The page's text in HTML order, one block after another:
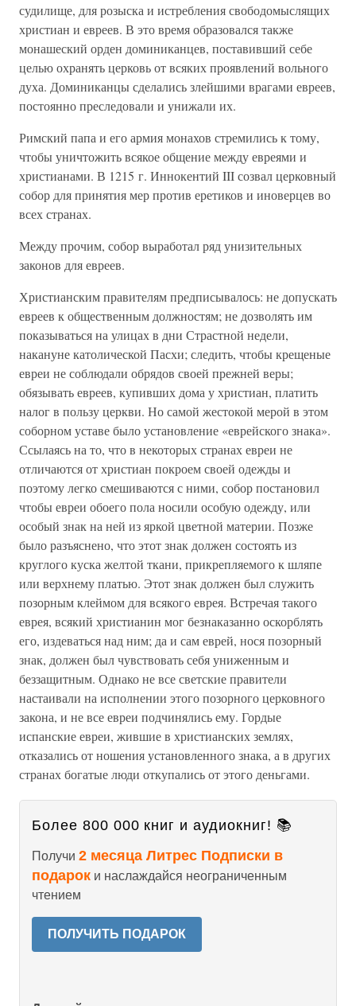
судилище, для розыска и истребления свободомыслящих
христиан и евреев. В это время образовался также
монашеский орден доминиканцев, поставивший себе
целью охранять церковь от всяких проявлений вольного
духа. Доминиканцы сделались злейшими врагами евреев,
постоянно преследовали и унижали их.
Римский папа и его армия монахов стремились к тому,
чтобы уничтожить всякое общение между евреями и
христианами. В 1215 г. Иннокентий III созвал церковный
собор для принятия мер против еретиков и иноверцев во
всех странах.
Между прочим, собор выработал ряд унизительных
законов для евреев.
Христианским правителям предписывалось: не допускать
евреев к общественным должностям; не дозволять им
показываться на улицах в дни Страстной недели,
накануне католической Пасхи; следить, чтобы крещеные
евреи не соблюдали обрядов своей прежней веры;
обязывать евреев, купивших дома у христиан, платить
налог в пользу церкви. Но самой жестокой мерой в этом
соборном уставе было установление «еврейского знака».
Ссылаясь на то, что в некоторых странах евреи не
отличаются от христиан покроем своей одежды и
поэтому легко смешиваются с ними, собор постановил
чтобы евреи обоего пола носили особую одежду, или
особый знак на ней из яркой цветной материи. Позже
было разъяснено, что этот знак должен состоять из
круглого куска желтой ткани, прикрепляемого к шляпе
или верхнему платью. Этот знак должен был служить
позорным клеймом для всякого еврея. Встречая такого
еврея, всякий христианин мог безнаказанно оскорблять
его, издеваться над ним; да и сам еврей, нося позорный
знак, должен был чувствовать себя униженным и
беззащитным. Однако не все светские правители
настаивали на исполнении этого позорного церковного
закона, и не все евреи подчинялись ему. Гордые
испанские евреи, жившие в христианских землях,
отказались от ношения установленного знака, а в других
странах богатые люди откупались от этого деньгами.
Более 800 000 книг и аудиокниг! 📚
Получи 2 месяца Литрес Подписки в
подарок и наслаждайся неограниченным
чтением
ПОЛУЧИТЬ ПОДАРОК